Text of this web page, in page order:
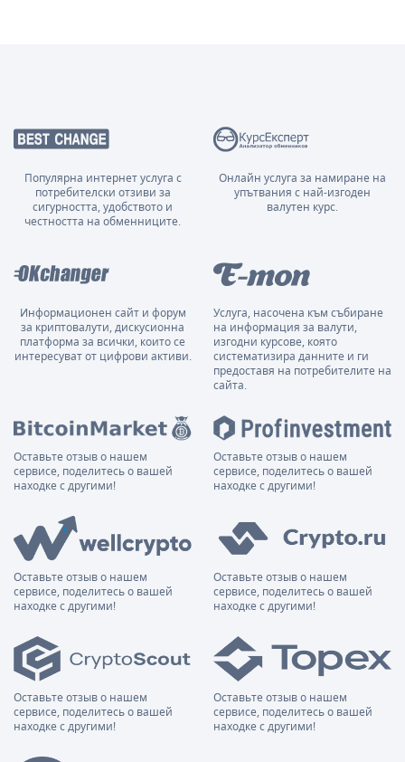
Популярна интернет услуга с
потребителски отзиви за
сигурността, удобството и
честността на обменниците.
Онлайн услуга за намиране на
упътвания с най-изгоден
валутен курс.
Информационен сайт и форум
за криптовалути, дискусионна
платформа за всички, които се
интересуват от цифрови активи.
Услуга, насочена към събиране
на информация за валути,
изгодни курсове, която
систематизира данните и ги
предоставя на потребителите на
сайта.
Оставьте отзыв о нашем
сервисе, поделитесь о вашей
находке с другими!
Оставьте отзыв о нашем
сервисе, поделитесь о вашей
находке с другими!
Оставьте отзыв о нашем
сервисе, поделитесь о вашей
находке с другими!
Оставьте отзыв о нашем
сервисе, поделитесь о вашей
находке с другими!
Оставьте отзыв о нашем
сервисе, поделитесь о вашей
находке с другими!
Оставьте отзыв о нашем
сервисе, поделитесь о вашей
находке с другими!